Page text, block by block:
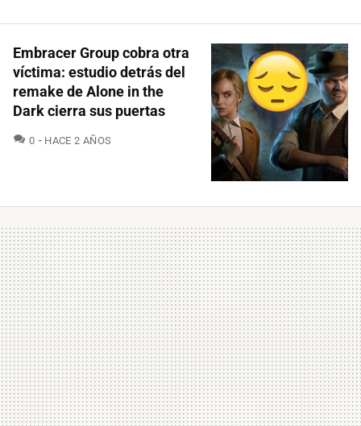
Embracer Group cobra otra
víctima: estudio detrás del
remake de Alone in the
Dark cierra sus puertas
0 COMENTARIOS
HACE 2 AÑOS